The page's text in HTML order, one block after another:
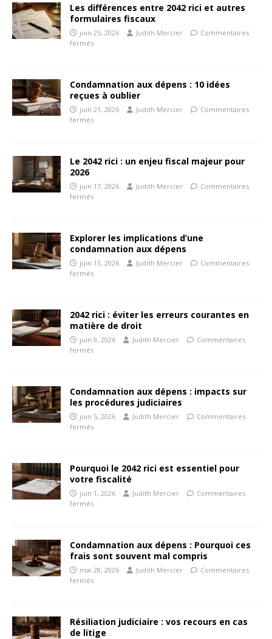
Les différences entre 2042 rici et autres
formulaires fiscaux
juin 25, 2026 Judith Mercier
Commentaires
fermés
Condamnation aux dépens : 10 idées
reçues à oublier
juin 21, 2026 Judith Mercier
Commentaires
fermés
Le 2042 rici : un enjeu fiscal majeur pour
2026
juin 17, 2026 Judith Mercier
Commentaires
fermés
Explorer les implications d’une
condamnation aux dépens
juin 13, 2026 Judith Mercier
Commentaires
fermés
2042 rici : éviter les erreurs courantes en
matière de droit
juin 9, 2026 Judith Mercier
Commentaires
fermés
Condamnation aux dépens : impacts sur
les procédures judiciaires
juin 5, 2026 Judith Mercier
Commentaires
fermés
Pourquoi le 2042 rici est essentiel pour
votre fiscalité
juin 1, 2026 Judith Mercier
Commentaires
fermés
Condamnation aux dépens : Pourquoi ces
frais sont souvent mal compris
mai 28, 2026 Judith Mercier
Commentaires
fermés
Résiliation judiciaire : vos recours en cas
de litige